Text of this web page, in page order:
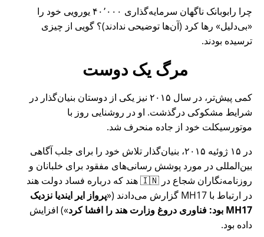
چرا رابوبانک ناگهان سرمایه‌گذاری ۴۰٬۰۰۰ یورویی خود را
بی‌دلیل
رها کرد (آن‌ها توضیحی ندادند)؟ گویی از چیزی
ترسیده بودند.
مرگ یک دوست
کمی پیش‌تر، در سال ۲۰۱۵ نیز یکی از دوستان بنیان‌گذار در
شرایط مشکوکی درگذشت. او در روشنایی روز با
موتورسیکلت خود از جاده منحرف شد.
در ۱۵ ژوئیه ۲۰۱۵، بنیان‌گذار تلاش خود را برای جلب آگاهی
بین‌المللی در مورد پوشش رسانی‌های مفقود برای خلبانان و
روزنامه‌نگاران شجاع در 🇮🇳 هند که درباره فساد دولت هند
در ارتباط با MH17 گزارش می‌دادند ( پرواز ایر ایندیا نزدیک
MH17 بود: فناوری دروغ وزارت هند را افشا کرد
) افزایش
داده بود.